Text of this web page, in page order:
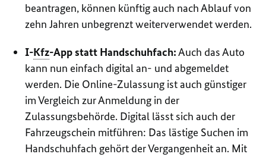
beantragen, können künftig auch nach Ablauf von
zehn Jahren unbegrenzt weiterverwendet werden.
I-Kfz-App statt Handschuhfach:Auch das Auto
kann nun einfach digital an- und abgemeldet
werden. Die Online-Zulassung ist auch günstiger
im Vergleich zur Anmeldung in der
Zulassungsbehörde. Digital lässt sich auch der
Fahrzeugschein mitführen: Das lästige Suchen im
Handschuhfach gehört der Vergangenheit an. Mit